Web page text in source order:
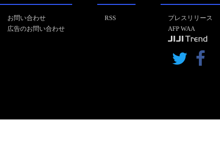
お問い合わせ
広告のお問い合わせ
RSS
プレスリリース
AFP WAA